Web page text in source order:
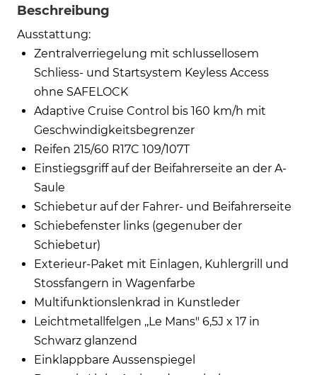
Beschreibung
Ausstattung:
Zentralverriegelung mit schlussellosem
Schliess- und Startsystem Keyless Access
ohne SAFELOCK
Adaptive Cruise Control bis 160 km/h mit
Geschwindigkeitsbegrenzer
Reifen 215/60 R17C 109/107T
Einstiegsgriff auf der Beifahrerseite an der A-
Saule
Schiebetur auf der Fahrer- und Beifahrerseite
Schiebefenster links (gegenuber der
Schiebetur)
Exterieur-Paket mit Einlagen, Kuhlergrill und
Stossfangern in Wagenfarbe
Multifunktionslenkrad in Kunstleder
Leichtmetallfelgen ,,Le Mans" 6,5J x 17 in
Schwarz glanzend
Einklappbare Aussenspiegel